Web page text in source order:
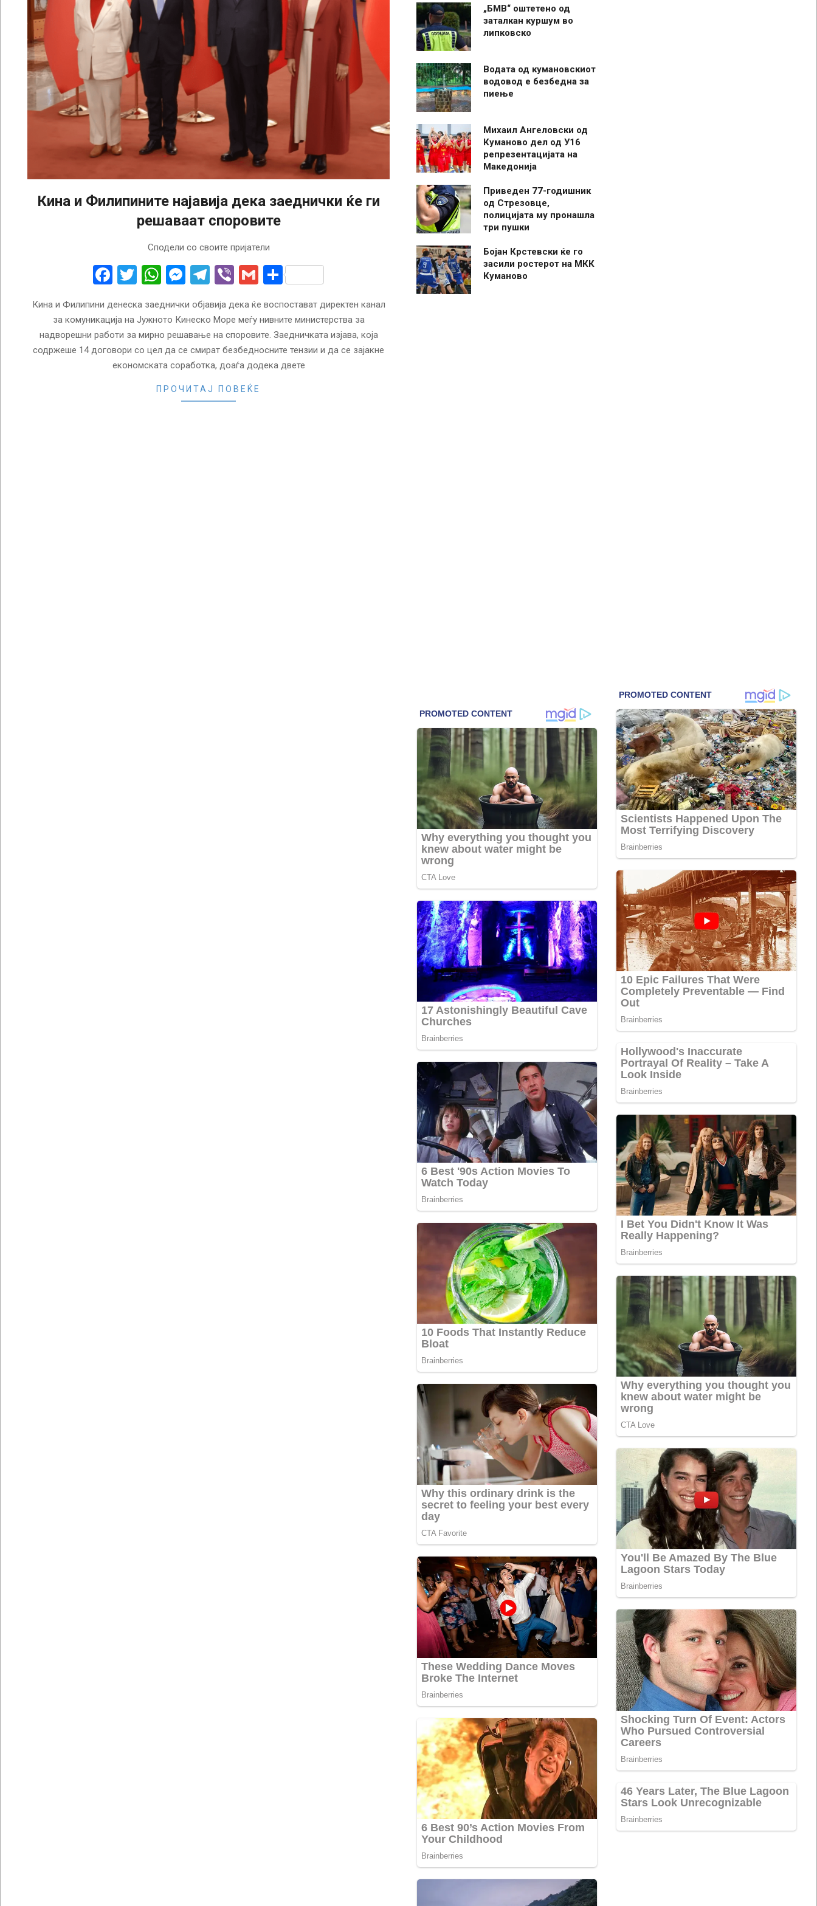
Кина и Филипините најавија дека заеднички ќе ги
решаваат споровите
Сподели со своите пријатели
Facebook
Twitter
WhatsApp
Messenger
Telegram
ViberGmailShare
Кина и Филипини денеска заеднички објавија дека ќе воспостават директен канал
за комуникација на Јужното Кинеско Море меѓу нивните министерства за
надворешни работи за мирно решавање на споровите. Заедничката изјава, која
содржеше 14 договори со цел да се смират безбедносните тензии и да се зајакне
економската соработка, доаѓа додека двете
ПРОЧИТАЈ ПОВЕЌЕ
„БМВ“ оштетено од
заталкан куршум во
липковско
Водата од кумановскиот
водовод е безбедна за
пиење
Михаил Ангеловски од
Куманово дел од У16
репрезентацијата на
Македонија
Приведен 77-годишник
од Стрезовце,
полицијата му пронашла
три пушки
Бојан Крстевски ќе го
засили ростерот на МКК
Куманово